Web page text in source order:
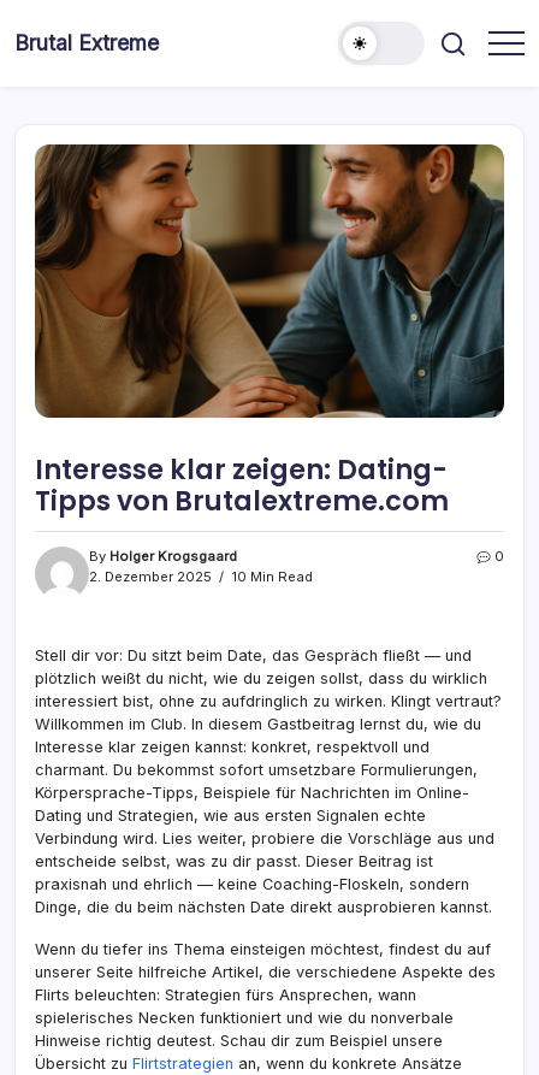
Brutal Extreme
Interesse klar zeigen: Dating-
Tipps von Brutalextreme.com
By Holger Krogsgaard
2. Dezember 2025
10 Min Read
0
Stell dir vor: Du sitzt beim Date, das Gespräch fließt — und
plötzlich weißt du nicht, wie du zeigen sollst, dass du wirklich
interessiert bist, ohne zu aufdringlich zu wirken. Klingt vertraut?
Willkommen im Club. In diesem Gastbeitrag lernst du, wie du
Interesse klar zeigen kannst: konkret, respektvoll und
charmant. Du bekommst sofort umsetzbare Formulierungen,
Körpersprache-Tipps, Beispiele für Nachrichten im Online-
Dating und Strategien, wie aus ersten Signalen echte
Verbindung wird. Lies weiter, probiere die Vorschläge aus und
entscheide selbst, was zu dir passt. Dieser Beitrag ist
praxisnah und ehrlich — keine Coaching-Floskeln, sondern
Dinge, die du beim nächsten Date direkt ausprobieren kannst.
Wenn du tiefer ins Thema einsteigen möchtest, findest du auf
unserer Seite hilfreiche Artikel, die verschiedene Aspekte des
Flirts beleuchten: Strategien fürs Ansprechen, wann
spielerisches Necken funktioniert und wie du nonverbale
Hinweise richtig deutest. Schau dir zum Beispiel unsere
Übersicht zu Flirtstrategien an, wenn du konkrete Ansätze